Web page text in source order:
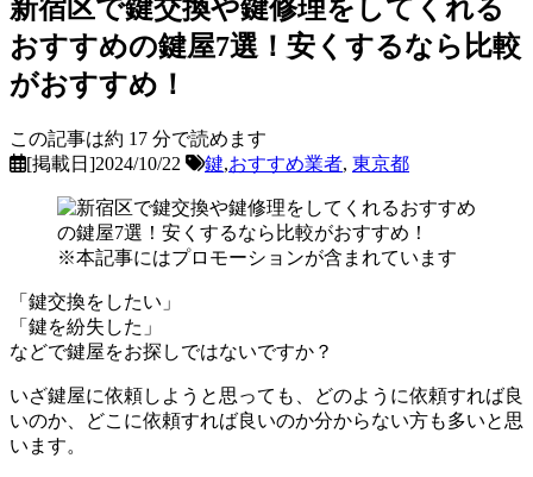
新宿区で鍵交換や鍵修理をしてくれる
おすすめの鍵屋7選！安くするなら比較
がおすすめ！
この記事は約 17 分で読めます
[掲載日]2024/10/22
鍵,おすすめ業者, 東京都
※本記事にはプロモーションが含まれています
「鍵交換をしたい」
「鍵を紛失した」
などで鍵屋をお探しではないですか？
いざ鍵屋に依頼しようと思っても、どのように依頼すれば良
いのか、どこに依頼すれば良いのか分からない方も多いと思
います。